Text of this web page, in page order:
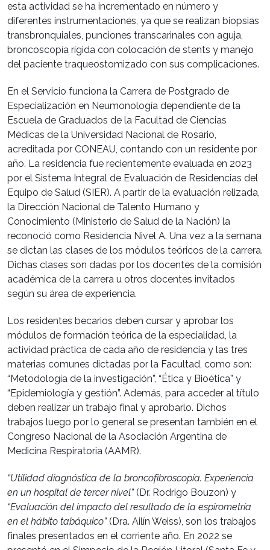
esta actividad se ha incrementado en número y
diferentes instrumentaciones, ya que se realizan biopsias
transbronquiales, punciones transcarinales con aguja,
broncoscopía rígida con colocación de stents y manejo
del paciente traqueostomizado con sus complicaciones.
En el Servicio funciona la Carrera de Postgrado de
Especialización en Neumonología dependiente de la
Escuela de Graduados de la Facultad de Ciencias
Médicas de la Universidad Nacional de Rosario,
acreditada por CONEAU, contando con un residente por
año. La residencia fue recientemente evaluada en 2023
por el Sistema Integral de Evaluación de Residencias del
Equipo de Salud (SIER). A partir de la evaluación relizada,
la Dirección Nacional de Talento Humano y
Conocimiento (Ministerio de Salud de la Nación) la
reconoció como Residencia Nivel A. Una vez a la semana
se dictan las clases de los módulos teóricos de la carrera.
Dichas clases son dadas por los docentes de la comisión
académica de la carrera u otros docentes invitados
según su área de experiencia.
Los residentes becarios deben cursar y aprobar los
módulos de formación teórica de la especialidad, la
actividad práctica de cada año de residencia y las tres
materias comunes dictadas por la Facultad, como son:
“Metodología de la investigación”, “Ética y Bioética” y
“Epidemiología y gestión”. Además, para acceder al título
deben realizar un trabajo final y aprobarlo. Dichos
trabajos luego por lo general se presentan también en el
Congreso Nacional de la Asociación Argentina de
Medicina Respiratoria (AAMR).
“Utilidad diagnóstica de la broncofibroscopía. Experiencia
en un hospital de tercer nivel”(Dr. Rodrigo Bouzon) y
“Evaluación del impacto del resultado de la espirometría
en el hábito tabáquico”(Dra. Ailín Weiss), son los trabajos
finales presentados en el corriente año. En 2022 se